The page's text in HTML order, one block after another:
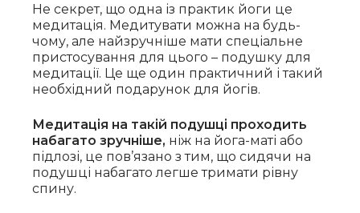
Не секрет, що одна із практик йоги це
медитація. Медитувати можна на будь-
чому, але найзручніше мати спеціальне
пристосування для цього – подушку для
медитації. Це ще один практичний і такий
необхідний подарунок для йогів.
Медитація на такій подушці проходить
набагато зручніше, ніж на йога-маті або
підлозі, це пов’язано з тим, що сидячи на
подушці набагато легше тримати рівну
спину.